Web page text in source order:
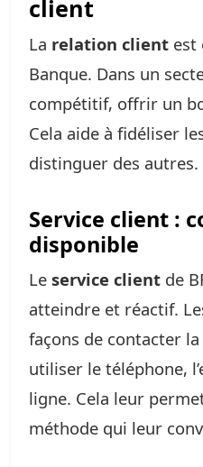
client
La relation client est
Banque. Dans un
compétitif, offrir un
Cela aide à fidéliser
distinguer des autres.
Service client :
disponible
Le service client de
atteindre et réactif.
façons de contacter
utiliser le téléphone,
ligne. Cela leur
méthode qui leur